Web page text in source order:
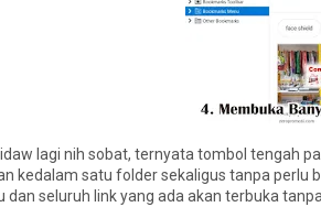
lagi nih sobat, ternyata tombol tengah
kedalam satu folder sekaligus tanpa
dan seluruh link yang ada akan terbuka